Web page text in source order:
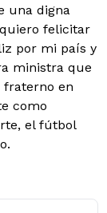
una digna
felicitar
por mi país y
ministra que
fraterno en
como
el fútbol